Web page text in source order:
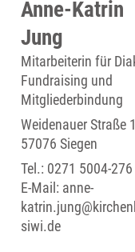
Anne-Katrin
Jung
Mitarbeiterin für
Fundraising und
Mitgliederbindung
Weidenauer Straße
57076 Siegen
Tel.: 0271 5004-276
E-Mail: anne-
siwi.de